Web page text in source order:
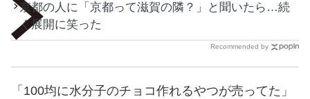
京都の人に「京都って滋賀の隣？」と聞いたら…続
く展開に笑った
Recommended by
「100均に水分子のチョコ作れるやつが売ってた」